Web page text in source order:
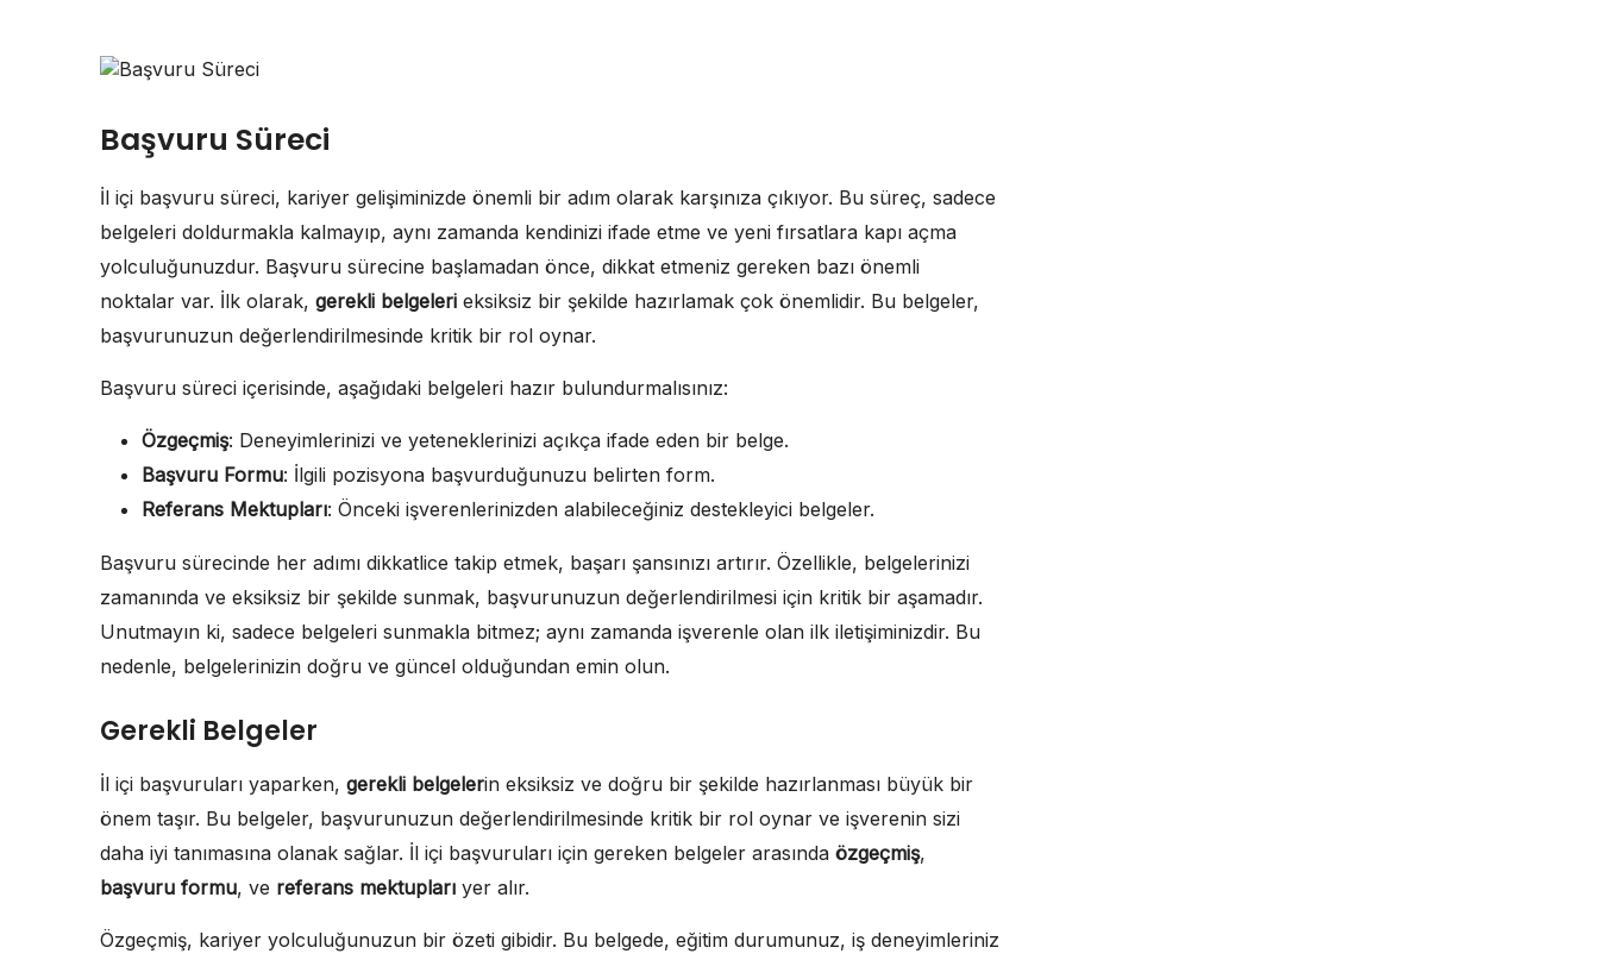
Başvuru Süreci
İl içi başvuru süreci, kariyer gelişiminizde önemli bir adım olarak karşınıza çıkıyor. Bu süreç, sadece
belgeleri doldurmakla kalmayıp, aynı zamanda kendinizi ifade etme ve yeni fırsatlara kapı açma
yolculuğunuzdur. Başvuru sürecine başlamadan önce, dikkat etmeniz gereken bazı önemli
noktalar var. İlk olarak, gerekli belgeleri eksiksiz bir şekilde hazırlamak çok önemlidir. Bu belgeler,
başvurunuzun değerlendirilmesinde kritik bir rol oynar.
Başvuru süreci içerisinde, aşağıdaki belgeleri hazır bulundurmalısınız:
Özgeçmiş: Deneyimlerinizi ve yeteneklerinizi açıkça ifade eden bir belge.
Başvuru Formu: İlgili pozisyona başvurduğunuzu belirten form.
Referans Mektupları: Önceki işverenlerinizden alabileceğiniz destekleyici belgeler.
Başvuru sürecinde her adımı dikkatlice takip etmek, başarı şansınızı artırır. Özellikle, belgelerinizi
zamanında ve eksiksiz bir şekilde sunmak, başvurunuzun değerlendirilmesi için kritik bir aşamadır.
Unutmayın ki, sadece belgeleri sunmakla bitmez; aynı zamanda işverenle olan ilk iletişiminizdir. Bu
nedenle, belgelerinizin doğru ve güncel olduğundan emin olun.
Gerekli Belgeler
İl içi başvuruları yaparken, gerekli belgelerin eksiksiz ve doğru bir şekilde hazırlanması büyük bir
önem taşır. Bu belgeler, başvurunuzun değerlendirilmesinde kritik bir rol oynar ve işverenin sizi
daha iyi tanımasına olanak sağlar. İl içi başvuruları için gereken belgeler arasında özgeçmiş,
başvuru formu, ve referans mektupları yer alır.
Özgeçmiş, kariyer yolculuğunuzun bir özeti gibidir. Bu belgede, eğitim durumunuz, iş deneyimleriniz